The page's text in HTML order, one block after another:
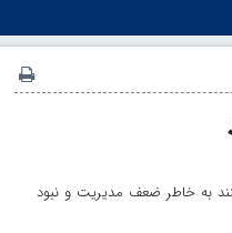
به خاطر ضعف مدیریت و نبود